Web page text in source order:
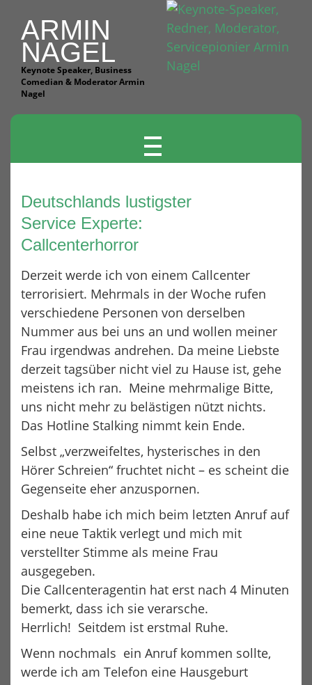
ARMIN
NAGEL
Keynote Speaker, Business
Comedian & Moderator Armin
Nagel
T
O
G
L
V
A
O
N
Deutschlands lustigster
Service Experte:
Callcenterhorror
Derzeit werde ich von einem Callcenter
terrorisiert. Mehrmals in der Woche rufen
verschiedene Personen von derselben
Nummer aus bei uns an und wollen meiner
Frau irgendwas andrehen. Da meine Liebste
derzeit tagsüber nicht viel zu Hause ist, gehe
meistens ich ran. Meine mehrmalige Bitte,
uns nicht mehr zu belästigen nützt nichts.
Das Hotline Stalking nimmt kein Ende.
Selbst „verzweifeltes, hysterisches in den
Hörer Schreien“ fruchtet nicht – es scheint die
Gegenseite eher anzuspornen.
Deshalb habe ich mich beim letzten Anruf auf
eine neue Taktik verlegt und mich mit
verstellter Stimme als meine Frau
ausgegeben.
Die Callcenteragentin hat erst nach 4 Minuten
bemerkt, dass ich sie verarsche.
Herrlich! Seitdem ist erstmal Ruhe.
Wenn nochmals ein Anruf kommen sollte,
werde ich am Telefon eine Hausgeburt